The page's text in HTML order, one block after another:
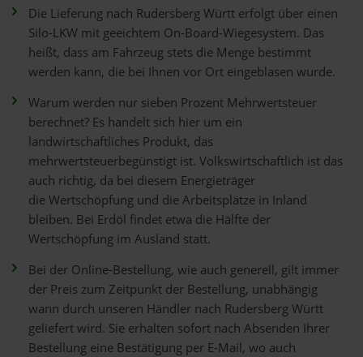
Die Lieferung nach Rudersberg Württ erfolgt über einen
Silo-LKW mit geeichtem On-Board-Wiegesystem. Das
heißt, dass am Fahrzeug stets die Menge bestimmt
werden kann, die bei Ihnen vor Ort eingeblasen wurde.
Warum werden nur sieben Prozent Mehrwertsteuer
berechnet? Es handelt sich hier um ein
landwirtschaftliches Produkt, das
mehrwertsteuerbegünstigt ist. Volkswirtschaftlich ist das
auch richtig, da bei diesem Energieträger
die Wertschöpfung und die Arbeitsplätze in Inland
bleiben. Bei Erdöl findet etwa die Hälfte der
Wertschöpfung im Ausland statt.
Bei der Online-Bestellung, wie auch generell, gilt immer
der Preis zum Zeitpunkt der Bestellung, unabhängig
wann durch unseren Händler nach Rudersberg Württ
geliefert wird. Sie erhalten sofort nach Absenden Ihrer
Bestellung eine Bestätigung per E-Mail, wo auch